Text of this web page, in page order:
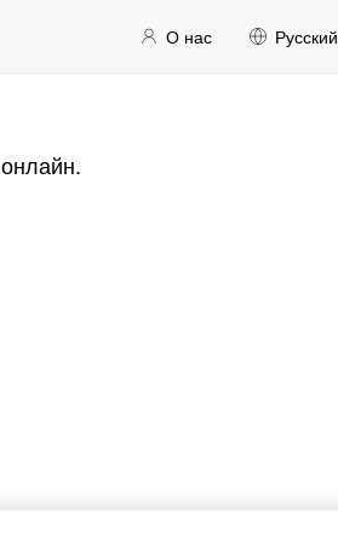
О нас Русский